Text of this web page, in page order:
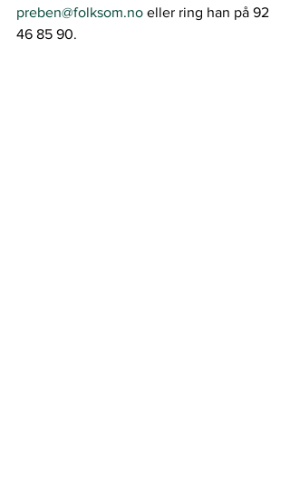
preben@folksom.no eller ring han på 92
46 85 90.